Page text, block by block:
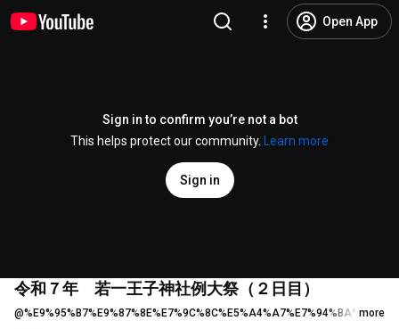
Open App
Sign in to confirm you’re not a bot
This helps protect our community.
Learn more
Sign in
令和７年 若一王子神社例大祭（２日目）
@ more